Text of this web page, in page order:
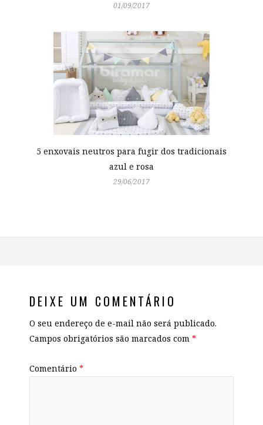
01/09/2017
5 enxovais neutros para fugir dos tradicionais
azul e rosa
29/06/2017
DEIXE UM COMENTÁRIO
O seu endereço de e-mail não será publicado.
Campos obrigatórios são marcados com *
Comentário *